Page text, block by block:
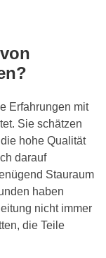
Erfahrungen mit
Sie schätzen
hohe Qualität
darauf
Stauraum
haben
nicht immer
die Teile